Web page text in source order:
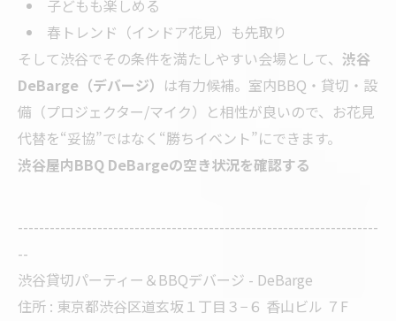
子どもも楽しめる
春トレンド（インドア花見）も先取り
そして渋谷でその条件を満たしやすい会場として、 渋谷
DeBarge（デバージ） は有力候補。室内BBQ・貸切・設
備（プロジェクター/マイク）と相性が良いので、お花見
代替を“妥協”ではなく“勝ちイベント”にできます。
渋谷屋内BBQ DeBargeの空き状況を確認する
--------------------------------------------------------------------
--
渋谷貸切パーティー＆BBQデバージ - DeBarge
住所 : 東京都渋谷区道玄坂１丁目３−６ 香山ビル ７F